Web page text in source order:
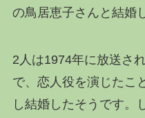
の鳥居恵子さんと結婚
2人は1974年に放送さ
で、恋人役を演じたこ
し結婚したそうです。